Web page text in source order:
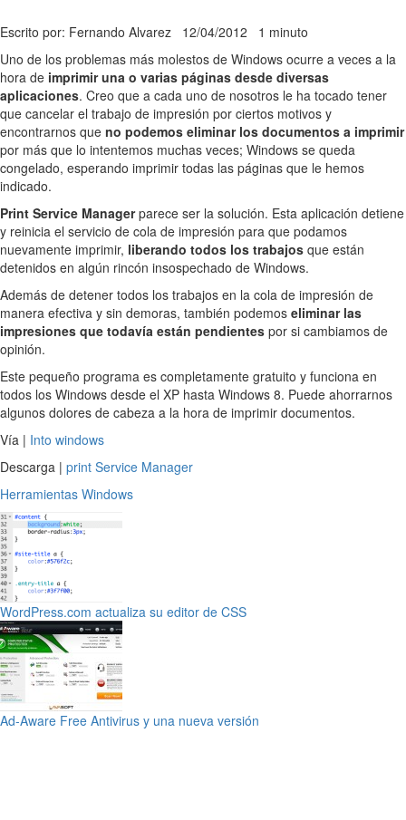
Escrito por: Fernando Alvarez 12/04/2012 1 minuto
Uno de los problemas más molestos de Windows ocurre a veces a la
hora de imprimir una o varias páginas desde diversas
aplicaciones. Creo que a cada uno de nosotros le ha tocado tener
que cancelar el trabajo de impresión por ciertos motivos y
encontrarnos que no podemos eliminar los documentos a imprimir
por más que lo intentemos muchas veces; Windows se queda
congelado, esperando imprimir todas las páginas que le hemos
indicado.
Print Service Managerparece ser la solución. Esta aplicación detiene
y reinicia el servicio de cola de impresión para que podamos
nuevamente imprimir, liberando todos los trabajos que están
detenidos en algún rincón insospechado de Windows.
Además de detener todos los trabajos en la cola de impresión de
manera efectiva y sin demoras, también podemos eliminar las
impresiones que todavía están pendientes por si cambiamos de
opinión.
Este pequeño programa es completamente gratuito y funciona en
todos los Windows desde el XP hasta Windows 8. Puede ahorrarnos
algunos dolores de cabeza a la hora de imprimir documentos.
Vía | Into windows
Descarga | print Service Manager
Herramientas Windows
WordPress.com actualiza su editor de CSS
Ad-Aware Free Antivirus y una nueva versión